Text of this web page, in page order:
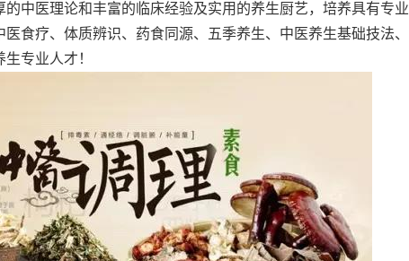
中医理论和丰富的临床经验及实用的养生厨艺，培养具有专业
食疗、体质辨识、药食同源、五季养生、中医养生基础技法、
专业人才！